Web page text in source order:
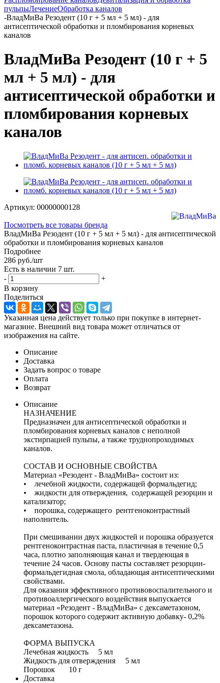
пульпыЛечениеОбработка каналов
-ВладМиВа Резодент (10 г + 5 мл + 5 мл) - для
антисептической обработки и пломбирования корневых
каналов
ВладМиВа Резодент (10 г + 5
мл + 5 мл) - для
антисептической обработки и
пломбирования корневых
каналов
Артикул: 00000000128
Посмотреть все товары бренда
ВладМиВа Резодент (10 г + 5 мл + 5 мл) - для антисептической
обработки и пломбирования корневых каналов
Подробнее
286 руб./шт
Есть в наличии 7 шт.
-
+
В корзину
Поделиться
Указанная цена действует только при покупке в интернет-
магазине. Внешний вид товара может отличаться от
изображения на сайте.
Описание
Доставка
Задать вопрос о товаре
Оплата
Возврат
Описание
НАЗНАЧЕНИЕ
Предназначен для антисептической обработки и
пломбирования корневых каналов с неполной
экстирпацией пульпы, а также труднопроходимых
каналов.
СОСТАВ И ОСНОВНЫЕ СВОЙСТВА
Материал «Резодент - ВладМиВа» состоит из:
• лечебной жидкости, содержащей формальдегид;
• жидкости для отверждения, содержащей резорцин и
катализатор;
• порошка, содержащего рентгеноконтрастный
наполнитель.
При смешивании двух жидкостей и порошка образуется
рентгеноконтрастная паста, пластичная в течение 0,5
часа, плотно заполняющая канал и твердеющая в
течение 24 часов. Основу пасты составляет резорцин-
формальдегидная смола, обладающая антисептическими
свойствами.
Для оказания эффективного противовоспалительного и
противоаллергического воздействия выпускается
материал «Резодент - ВладМиВа» c дексаметазоном,
порошок которого содержит активную добавку- 0,2%
дексаметазона.
ФОРМА ВЫПУСКА
Лечебная жидкость 5 мл
Жидкость для отверждения 5 мл
Порошок 10 г
Доставка